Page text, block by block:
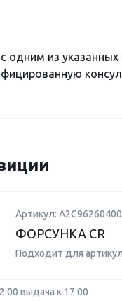
одним из
Артикул:
ФОРСУНКА CR
Подходит для
выдача к 17:00